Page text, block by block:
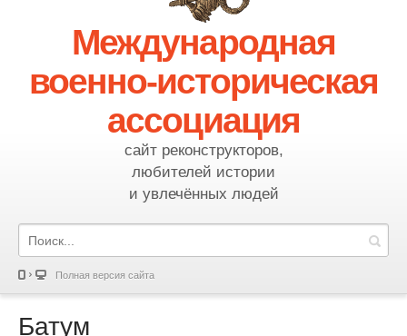
Международная
военно-историческая
ассоциация
сайт реконструкторов,
любителей истории
и увлечённых людей
Полная версия сайта
Батум